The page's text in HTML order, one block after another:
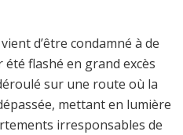
d’être condamné à de
flashé en grand excès
sur une route où la
mettant en lumière
irresponsables de